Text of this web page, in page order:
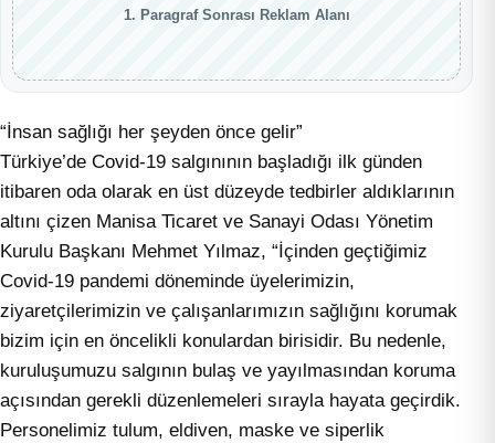
1. Paragraf Sonrası Reklam Alanı
“İnsan sağlığı her şeyden önce gelir”
Türkiye’de Covid-19 salgınının başladığı ilk günden
itibaren oda olarak en üst düzeyde tedbirler aldıklarının
altını çizen Manisa Ticaret ve Sanayi Odası Yönetim
Kurulu Başkanı Mehmet Yılmaz, “İçinden geçtiğimiz
Covid-19 pandemi döneminde üyelerimizin,
ziyaretçilerimizin ve çalışanlarımızın sağlığını korumak
bizim için en öncelikli konulardan birisidir. Bu nedenle,
kuruluşumuzu salgının bulaş ve yayılmasından koruma
açısından gerekli düzenlemeleri sırayla hayata geçirdik.
Personelimiz tulum, eldiven, maske ve siperlik